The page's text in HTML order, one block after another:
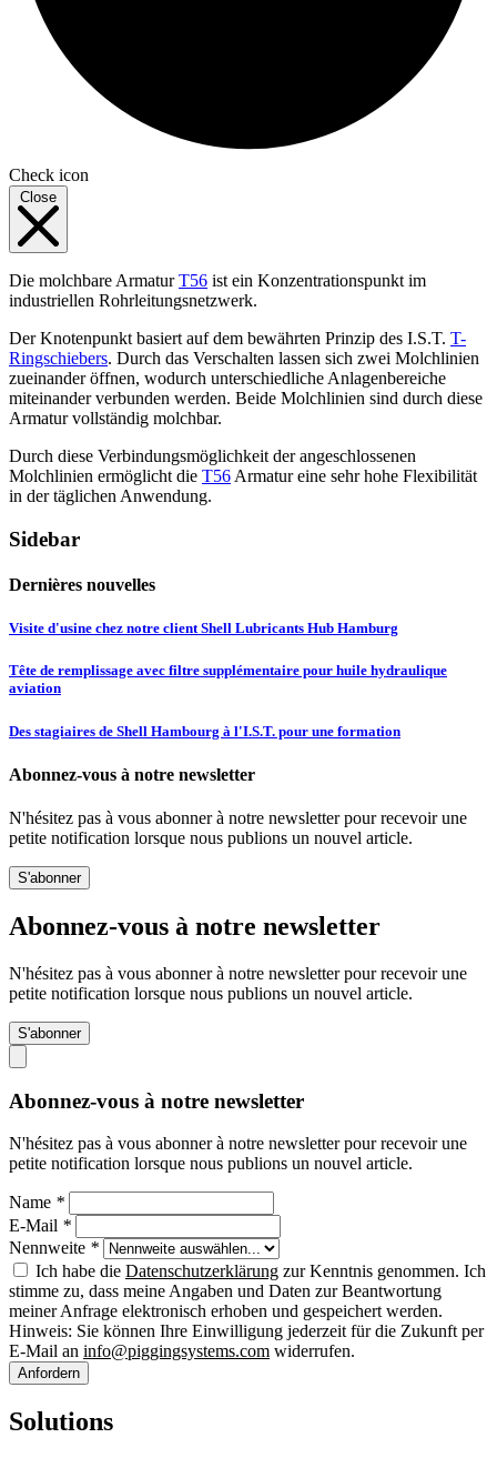
Check icon
Close
Die molchbare ArmaturT56 ist ein Konzentrationspunkt im
industriellen Rohrleitungsnetzwerk.
Der Knotenpunkt basiert auf dem bewährten Prinzip des I.S.T. T-
Ringschiebers. Durch das Verschalten lassen sich zwei Molchlinien
zueinander öffnen, wodurch unterschiedliche Anlagenbereiche
miteinander verbunden werden. Beide Molchlinien sind durch diese
Armatur vollständig molchbar.
Durch diese Verbindungsmöglichkeit der angeschlossenen
Molchlinien ermöglicht die T56 Armatur eine sehr hohe Flexibilität
in der täglichen Anwendung.
Sidebar
Dernières nouvelles
Visite d'usine chez notre client Shell Lubricants Hub Hamburg
Tête de remplissage avec filtre supplémentaire pour huile hydraulique
aviation
Des stagiaires de Shell Hambourg à l'I.S.T. pour une formation
Abonnez-vous à notre newsletter
N'hésitez pas à vous abonner à notre newsletter pour recevoir une
petite notification lorsque nous publions un nouvel article.
S'abonner
Abonnez-vous à notre newsletter
N'hésitez pas à vous abonner à notre newsletter pour recevoir une
petite notification lorsque nous publions un nouvel article.
S'abonner
Abonnez-vous à notre newsletter
N'hésitez pas à vous abonner à notre newsletter pour recevoir une
petite notification lorsque nous publions un nouvel article.
Name *
E-Mail *
Nennweite *
Ich habe die Datenschutzerklärung zur Kenntnis genommen. Ich
stimme zu, dass meine Angaben und Daten zur Beantwortung
meiner Anfrage elektronisch erhoben und gespeichert werden.
Hinweis: Sie können Ihre Einwilligung jederzeit für die Zukunft per
E-Mail an info@piggingsystems.com widerrufen.
Anfordern
Solutions